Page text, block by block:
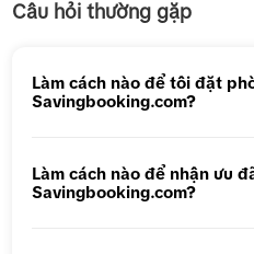
Tour 5N4Đ Hà Nội
Tour 1 Ngày
Câu hỏi thường gặp
Làm cách nào để tôi đặt
Savingbooking.com?
Làm cách nào để nhận ưu
Savingbooking.com?